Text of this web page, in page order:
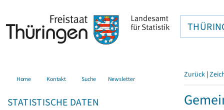
Home Kontakt Suche Newsletter
STATISTISCHE DATEN
Zurück |